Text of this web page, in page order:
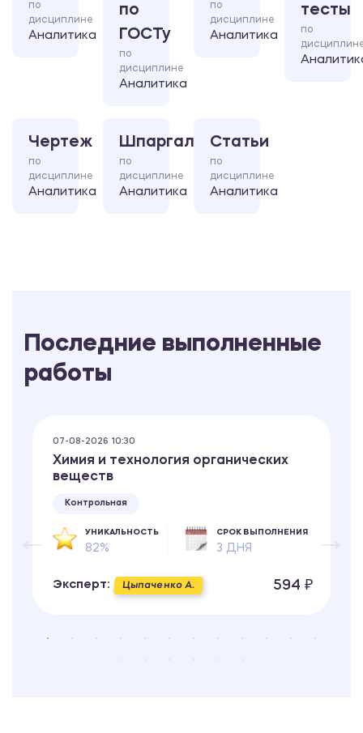
по
дисциплине
Аналитика
по
ГОСТу
по
дисциплине
Аналитика
по
дисциплине
Аналитика
тесты
по
Чертеж
по
дисциплине
Аналитика
Шпаргалка
по
дисциплине
Аналитика
Статьи
по
дисциплине
Аналитика
Последние выполненные
работы
07-08-2026 10:30
Химия и технология органических
веществ
Контрольная
УНИКАЛЬНОСТЬ
82%
СРОК ВЫПОЛНЕНИЯ
3 ДНЯ
Эксперт: Цыпаченко А. 594 ₽